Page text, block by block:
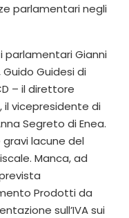
parlamentari negli
Gianni
Guidesi di
– il direttore
il vicepresidente di
Segreto di Enea.
lacune del
Manca, ad
Prodotti da
sull’IVA sui